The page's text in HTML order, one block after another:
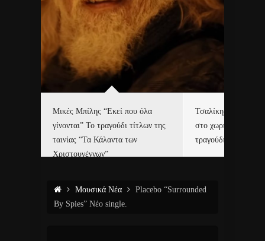
Μικές Μπίλης “Εκεί που όλα
γίνονται” Το τραγούδι τίτλων της
ταινίας “Τα Κάλαντα των
Χριστουγέννων”
Τσαλίκης,
στο χωριό του Άι
τραγούδι και video
Μουσικά Νέα
Placebo “Surrounded
By Spies” Νέο single.